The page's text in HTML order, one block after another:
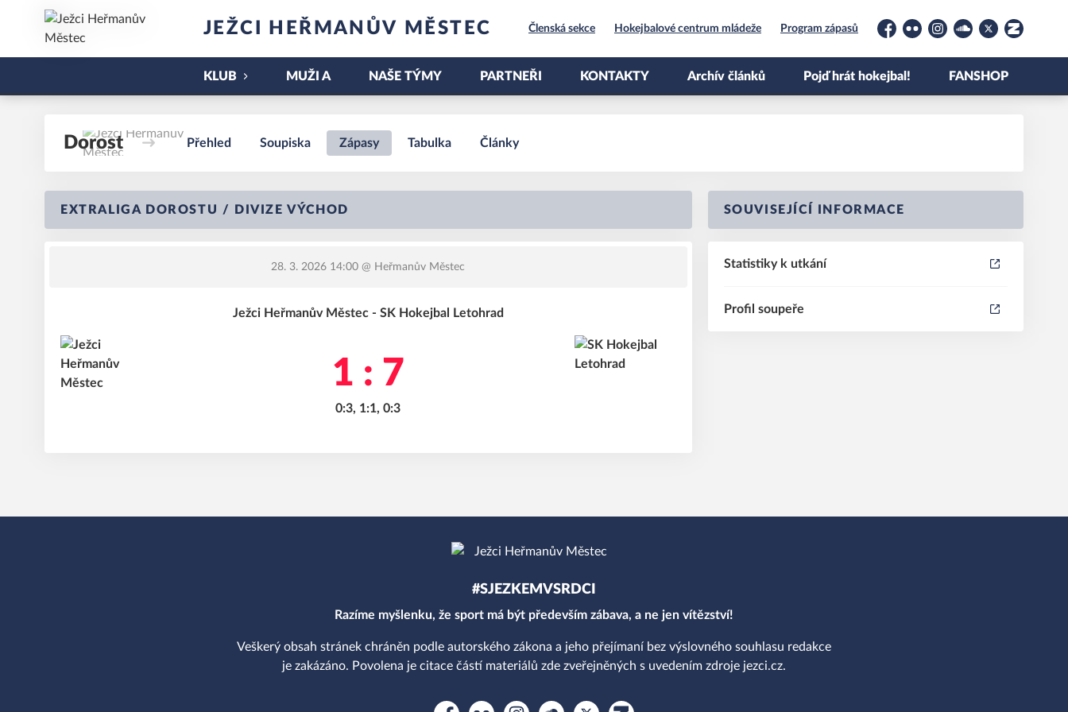
JEŽCI HEŘMANŮV MĚSTEC Členská sekce Hokejbalové centrum mládeže Program zápasů
Facebook
FlickrInstagramSoundcloud
Platform XZonerama
KLUB MUŽI A NAŠE TÝMY PARTNEŘI KONTAKTY Archív článků Pojď hrát hokejbal! FANSHOP
Dorost Přehled Soupiska Zápasy Tabulka Články
EXTRALIGA DOROSTU / DIVIZE VÝCHOD
28. 3. 2026 14:00 @ Heřmanův Městec
Ježci Heřmanův Městec - SK Hokejbal Letohrad
1 : 7
0:3, 1:1, 0:3
SOUVISEJÍCÍ INFORMACE
Statistiky k utkání
Profil soupeře
#SJEZKEMVSRDCI
Razíme myšlenku, že sport má být především zábava, a ne jen vítězství!
Veškerý obsah stránek chráněn podle autorského zákona a jeho přejímaní bez výslovného souhlasu redakce
je zakázáno. Povolena je citace částí materiálů zde zveřejněných s uvedením zdroje jezci.cz.